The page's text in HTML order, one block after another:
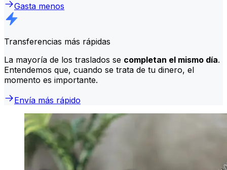
Gasta menos
Transferencias más rápidas
La mayoría de los traslados se completan el mismo día.
Entendemos que, cuando se trata de tu dinero, el
momento es importante.
Envía más rápido